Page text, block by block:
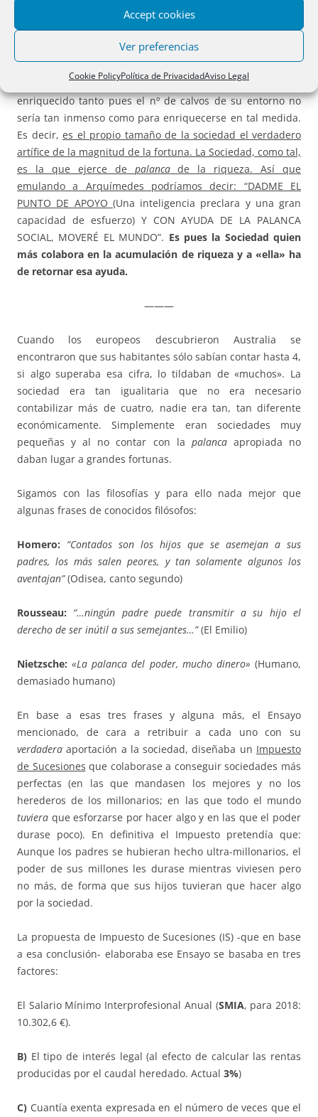
Accept cookies
Ver preferencias
Cookie PolicyPolítica de PrivacidadAviso Legal
Está claro que todos esos personajes cuentan con una
importante inteligencia y, además, un denodado esfuerzo
pero… si hubieran vivido toda su vida en una pequeña
inventado un eficacísimo crecepelo jamás se habrían
enriquecido tanto pues el nº de calvos de su entorno no
sería tan inmenso como para enriquecerse en tal medida.
Es decir, es el propio tamaño de la sociedad el verdadero
artífice de la magnitud de la fortuna. La Sociedad, como tal,
es la que ejerce de palancade la riqueza. Así que
emulando a Arquímedes podríamos decir: “DADME EL
PUNTO DE APOYO (Una inteligencia preclara y una gran
capacidad de esfuerzo) Y CON AYUDA DE LA PALANCA
SOCIAL, MOVERÉ EL MUNDO”. Es pues la Sociedad quien
más colabora en la acumulación de riqueza y a «ella» ha
de retornar esa ayuda.
———
Cuando los europeos descubrieron Australia se
encontraron que sus habitantes sólo sabían contar hasta 4,
si algo superaba esa cifra, lo tildaban de «muchos». La
sociedad era tan igualitaria que no era necesario
contabilizar más de cuatro, nadie era tan, tan diferente
económicamente. Simplemente eran sociedades muy
pequeñas y al no contar con la palanca apropiada no
daban lugar a grandes fortunas.
Sigamos con las filosofías y para ello nada mejor que
algunas frases de conocidos filósofos:
Homero: “Contados son los hijos que se asemejan a sus
padres, los más salen peores, y tan solamente algunos los
aventajan”(Odisea, canto segundo)
Rousseau: “…ningún padre puede transmitir a su hijo el
derecho de ser inútil a sus semejantes…”(El Emilio)
Nietzsche: «La palanca del poder, mucho dinero» (Humano,
demasiado humano)
En base a esas tres frases y alguna más, el Ensayo
mencionado, de cara a retribuir a cada uno con su
verdaderaaportación a la sociedad, diseñaba un Impuesto
de Sucesiones que colaborase a conseguir sociedades más
perfectas (en las que mandasen los mejores y no los
herederos de los millonarios; en las que todo el mundo
tuviera que esforzarse por hacer algo y en las que el poder
durase poco). En definitiva el Impuesto pretendía que:
Aunque los padres se hubieran hecho ultra-millonarios, el
poder de sus millones les durase mientras viviesen pero
no más, de forma que sus hijos tuvieran que hacer algo
por la sociedad.
La propuesta de Impuesto de Sucesiones (IS) -que en base
a esa conclusión- elaboraba ese Ensayo se basaba en tres
factores:
El Salario Mínimo Interprofesional Anual (SMIA, para 2018:
10.302,6 €).
B) El tipo de interés legal (al efecto de calcular las rentas
producidas por el caudal heredado. Actual 3%)
C) Cuantía exenta expresada en el número de veces que el